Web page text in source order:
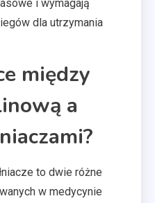
i wymagają
dla utrzymania
między
a
to dwie różne
w medycynie